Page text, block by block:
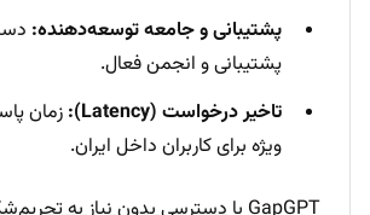
پشتیبانی و جامعه توسعه‌دهنده:
پشتیبانی و انجمن فعال.
تاخیر درخواست (Latency):
زمان
ویژه برای کاربران داخل ایران.